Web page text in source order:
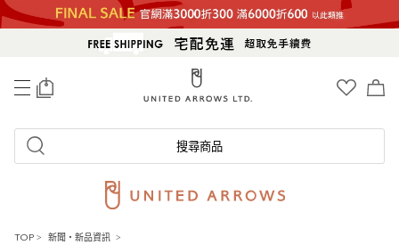
搜尋商品
TOP > 新聞・新品資訊 >